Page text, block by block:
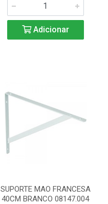
Adicionar
SUPORTE MAO FRANCESA
40CM BRANCO 08147.004